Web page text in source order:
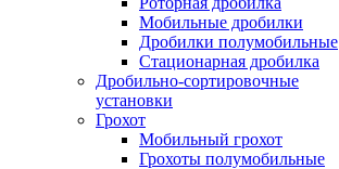
Мобильные дробилки
Дробилки полумобильные
Стационарная дробилка
Дробильно-сортировочные
установки
Грохот
Мобильный грохот
Грохоты полумобильные